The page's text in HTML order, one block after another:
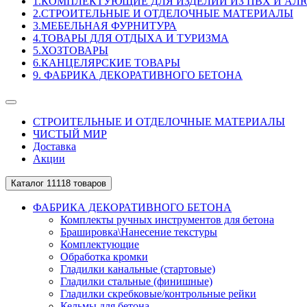
2.СТРОИТЕЛЬНЫЕ И ОТДЕЛОЧНЫЕ МАТЕРИАЛЫ
3.МЕБЕЛЬНАЯ ФУРНИТУРА
4.ТОВАРЫ ДЛЯ ОТДЫХА И ТУРИЗМА
5.ХОЗТОВАРЫ
6.КАНЦЕЛЯРСКИЕ ТОВАРЫ
9. ФАБРИКА ДЕКОРАТИВНОГО БЕТОНА
СТРОИТЕЛЬНЫЕ И ОТДЕЛОЧНЫЕ МАТЕРИАЛЫ
ЧИСТЫЙ МИР
Доставка
Акции
Каталог 11118 товаров
ФАБРИКА ДЕКОРАТИВНОГО БЕТОНА
Комплекты ручных инструментов для бетона
Брашировка\Нанесение текстуры
Комплектующие
Обработка кромки
Гладилки канальные (стартовые)
Гладилки стальные (финишные)
Гладилки скребковые/контрольные рейки